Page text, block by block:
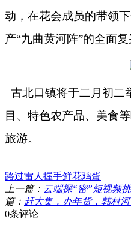
动，在花会成员的带领
产“九曲黄河阵”的全面复
古北口镇将于二月初二
目、特色农产品、美食
旅游。
路过雷人 握手鲜花鸡蛋
上一篇： 云端探“密”短视频
篇： 赶大集，办年货，韩村
0条评论